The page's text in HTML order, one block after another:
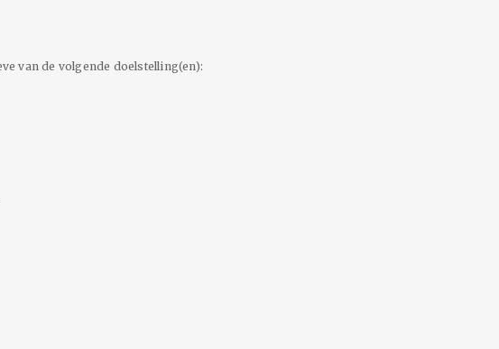
van de volgende doelstelling(en):